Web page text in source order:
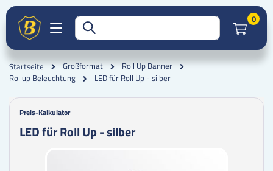
0
Startseite Großformat
Roll Up Banner
Rollup Beleuchtung
LED für Roll Up - silber
Preis-Kalkulator
LED für Roll Up - silber